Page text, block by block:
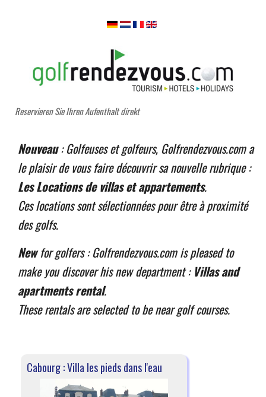
Reservieren Sie Ihren Aufenthalt direkt
Nouveau: Golfeuses et golfeurs, Golfrendezvous.com a
le plaisir de vous faire découvrir sa nouvelle rubrique :
Les Locations de villas et appartements.
Ces locations sont sélectionnées pour être à proximité
des golfs.
Newfor golfers : Golfrendezvous.com is pleased to
make you discover his new department : Villas and
apartments rental.
These rentals are selected to be near golf courses.
Cabourg : Villa les pieds dans l'eau